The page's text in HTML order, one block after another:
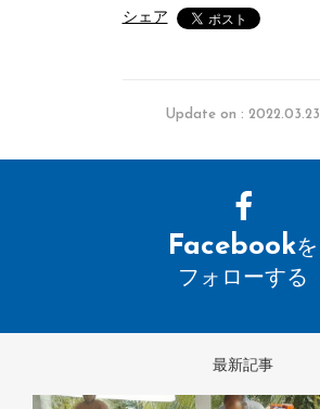
シェア
Update on : 2022.03.23
Facebookを
フォローする
最新記事